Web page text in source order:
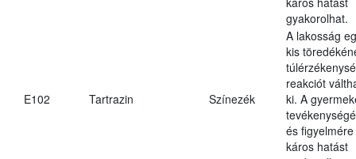
gyakorolhat.
E102 Tartrazin Színezék
A lakosság
kis
reakciót
ki. A
és figyelmére
káros hatást